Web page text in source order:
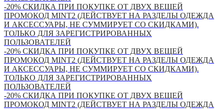
-20% СКИДКА ПРИ ПОКУПКЕ ОТ ДВУХ ВЕЩЕЙ
ПРОМОКОД MINT2 (ДЕЙСТВУЕТ НА РАЗДЕЛЫ ОДЕЖДА
И АКСЕССУАРЫ, НЕ СУММИРУЕТ СО СКИДКАМИ).
ТОЛЬКО ДЛЯ ЗАРЕГИСТРИРОВАННЫХ
ПОЛЬЗОВАТЕЛЕЙ
-20% СКИДКА ПРИ ПОКУПКЕ ОТ ДВУХ ВЕЩЕЙ
ПРОМОКОД MINT2 (ДЕЙСТВУЕТ НА РАЗДЕЛЫ ОДЕЖДА
И АКСЕССУАРЫ, НЕ СУММИРУЕТ СО СКИДКАМИ).
ТОЛЬКО ДЛЯ ЗАРЕГИСТРИРОВАННЫХ
ПОЛЬЗОВАТЕЛЕЙ
-20% СКИДКА ПРИ ПОКУПКЕ ОТ ДВУХ ВЕЩЕЙ
ПРОМОКОД MINT2 (ДЕЙСТВУЕТ НА РАЗДЕЛЫ ОДЕЖДА